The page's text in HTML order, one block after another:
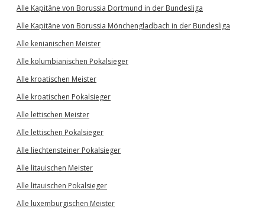
Alle Kapitäne von Borussia Dortmund in der Bundesliga
Alle Kapitäne von Borussia Mönchengladbach in der Bundesliga
Alle kenianischen Meister
Alle kolumbianischen Pokalsieger
Alle kroatischen Meister
Alle kroatischen Pokalsieger
Alle lettischen Meister
Alle lettischen Pokalsieger
Alle liechtensteiner Pokalsieger
Alle litauischen Meister
Alle litauischen Pokalsieger
Alle luxemburgischen Meister